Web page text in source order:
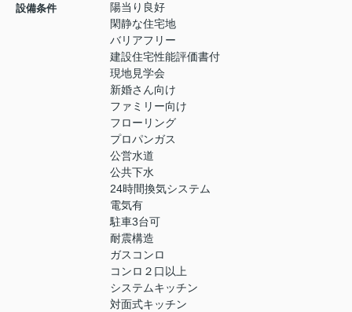
設備条件
陽当り良好
閑静な住宅地
バリアフリー
建設住宅性能評価書付
現地見学会
新婚さん向け
ファミリー向け
フローリング
プロパンガス
公営水道
公共下水
24時間換気システム
電気有
駐車3台可
耐震構造
ガスコンロ
コンロ２口以上
システムキッチン
対面式キッチン